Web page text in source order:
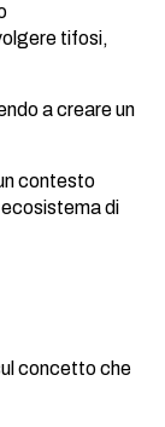
tifosi,
a creare un
contesto
di
concetto che